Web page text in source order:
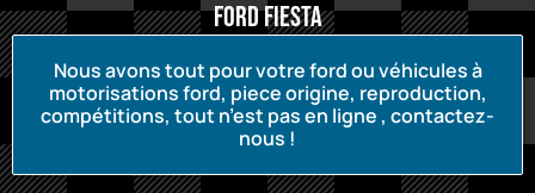
Ford Fiesta
Nous avons tout pour votre ford ou véhicules à
motorisations ford, piece origine, reproduction,
compétitions, tout n’est pas en ligne , contactez-
nous !